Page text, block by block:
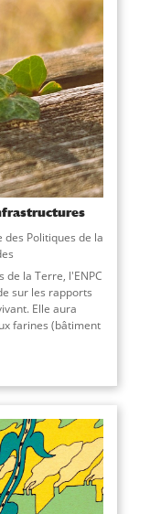
des Politiques de la
de la Terre, l'ENPC
sur les rapports
Elle aura
farines (bâtiment